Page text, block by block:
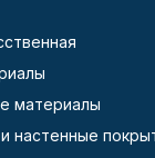
материалы
настенные